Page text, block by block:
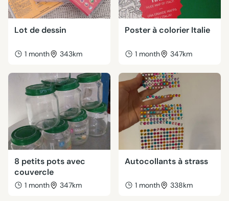
Lot de dessin
1 month 343km
Poster à colorier Italie
1 month 347km
8 petits pots avec
couvercle
1 month 347km
Autocollants à strass
1 month 338km